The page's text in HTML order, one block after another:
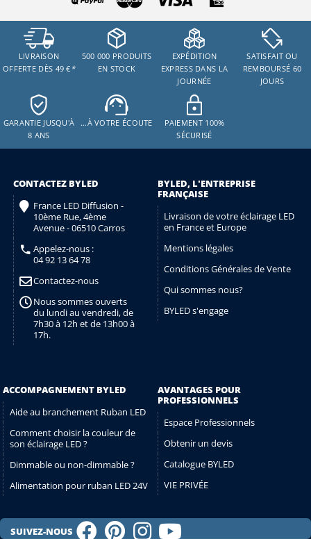
LIVRAISON
OFFERTE DÈS 49 € *
500 000 PRODUITS
EN STOCK
EXPÉDITION
EXPRESS DANS LA
JOURNÉE
SATISFAIT OU
REMBOURSÉ 60
JOURS
GARANTIE JUSQU'À
8 ANS
…À VOTRE ÉCOUTE
PAIEMENT 100%
SÉCURISÉ
CONTACTEZ BYLED
France LED Diffusion -
10ème Rue, 4ème
Avenue - 06510 Carros
Appelez-nous :
04 92 13 64 78
Contactez-nous
Nous sommes ouverts
du lundi au vendredi, de
7h30 à 12h et de 13h00 à
17h.
BYLED, L'ENTREPRISE
FRANÇAISE
Livraison de votre éclairage LED
en France et Europe
Mentions légales
Conditions Générales de Vente
Qui sommes nous?
BYLED s'engage
ACCOMPAGNEMENT BYLED
Aide au branchement Ruban LED
Comment choisir la couleur de
son éclairage LED ?
Dimmable ou non-dimmable ?
Alimentation pour ruban LED 24V
AVANTAGES POUR
PROFESSIONNELS
Espace Professionnels
Obtenir un devis
Catalogue BYLED
VIE PRIVÉE
SUIVEZ-NOUS